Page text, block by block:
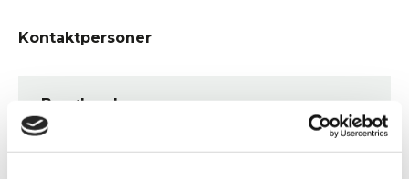
Kontaktpersoner
Besøksadresse
Ranheimgata 3, 8622 MO I RANA